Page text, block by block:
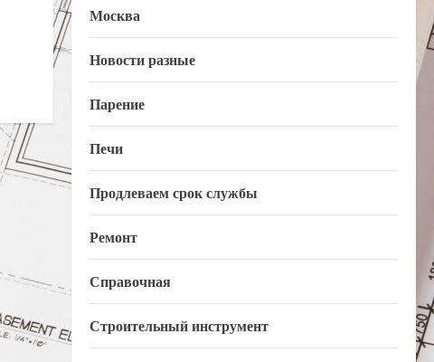
Москва
Новости разные
Парение
Печи
Продлеваем срок службы
Ремонт
Справочная
Строительный инструмент